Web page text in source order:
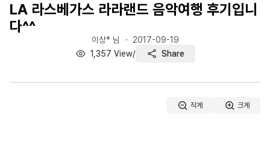
LA 라스베가스 라라랜드 음악여행 후기입니
다^^
이상* 님 ・ 2017-09-19
1,357 View/ Share
작게 크게